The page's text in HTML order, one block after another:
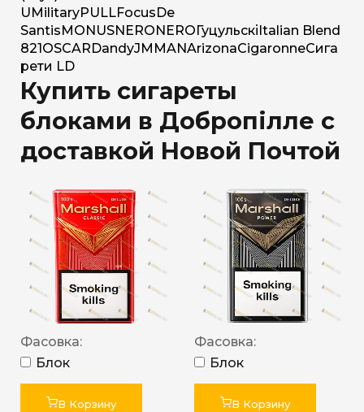
U MilitaryPULLFocus De
Santis MONUSNERO NERO Гуцульскі Italian Blend
821 OSCAR DandyJM MANArizonaCigaronneСига
рети LD
Купить сигареты
блоками в Добропілле с
доставкой Новой Почтой
Фасовка:
Блок
В Корзину
Фасовка:
Блок
В Корзину